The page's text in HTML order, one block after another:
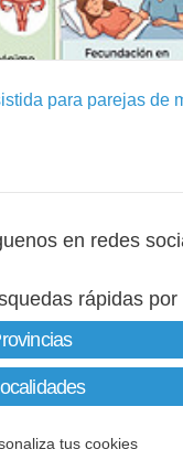
para parejas de
en redes
rápidas por
tus cookies